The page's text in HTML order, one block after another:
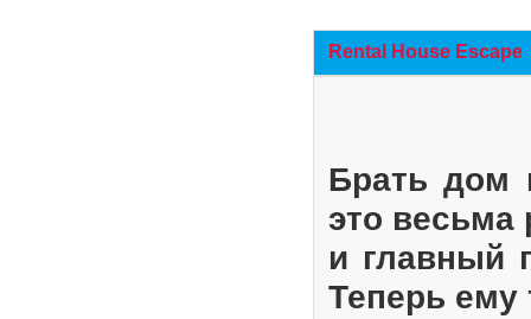
Rental House Escape
Брать дом
это весьма
и главный
Теперь ему